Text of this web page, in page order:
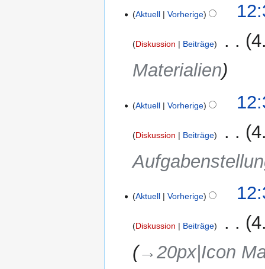
Aktuell Vorherige
Diskussion Beiträge
Materialien
Aktuell Vorherige
Diskussion Beiträge
Aktuell Vorherige
Diskussion Beiträge
→‎20px|Icon